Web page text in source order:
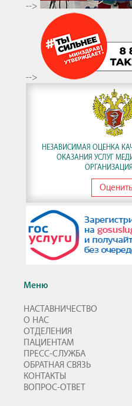
-->
-->
НЕЗАВИСИМАЯ ОЦЕНКА
ОКАЗАНИЯ УСЛУГ
Оценить
Меню
НАСТАВНИЧЕСТВО
О НАС
ОТДЕЛЕНИЯ
ПАЦИЕНТАМ
ПРЕСС-СЛУЖБА
ОБРАТНАЯ СВЯЗЬ
КОНТАКТЫ
ВОПРОС-ОТВЕТ